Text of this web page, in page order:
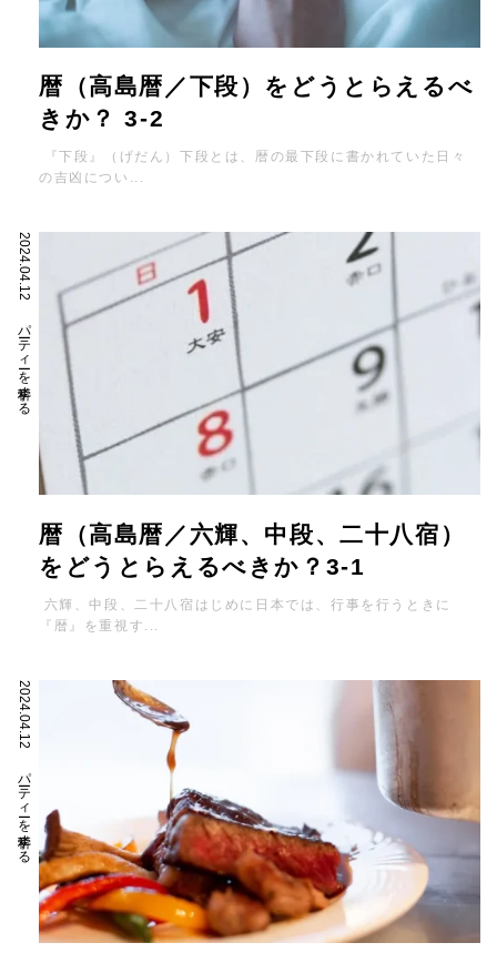
暦（高島暦／下段）をどうとらえるべ
きか？ 3-2
『下段』（げだん）下段とは、暦の最下段に書かれていた日々
の吉凶につい...
2024.04.12
パーティーを科学する
暦（高島暦／六輝、中段、二十八宿）
をどうとらえるべきか？3-1
六輝、中段、二十八宿はじめに日本では、行事を行うときに
『暦』を重視す...
2024.04.12
パーティーを科学する